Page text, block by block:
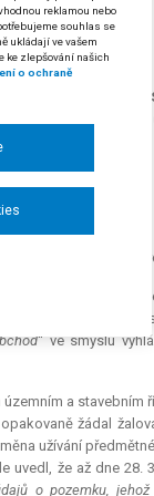
zákon)
č. 256/
ve smyslu
A 49/2018-32)
nemovitostí.
s budovou v obci
napadl potvrzení
s § 37 odst. 1
“ ve smyslu
a stavebním
žádal
užívání
že až dne 28.
o pozemku,
reklamou nebo
souhlas se
ukládají ve vašem
ke zlepšování našich
o ochraně